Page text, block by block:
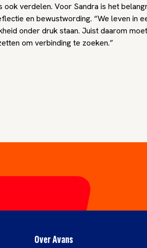
ook verdelen. Voor Sandra is het
en bewustwording. “We leven in
onder druk staan. Juist daarom
om verbinding te zoeken.”
Over Avans